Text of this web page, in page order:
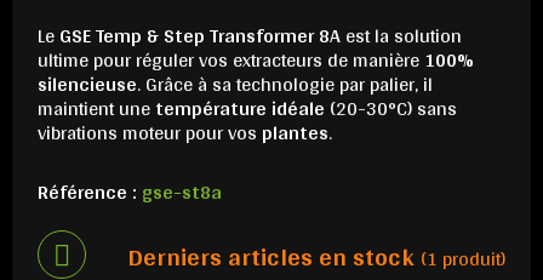
LeGSE Temp & Step Transformer 8Aest la solution
ultime pour réguler vos extracteurs de manière100%
silencieuse. Grâce à sa technologie par palier, il
maintient unetempérature idéale (20-30°C) sans
vibrations moteur pour vos plantes.
Référence : gse-st8a
Derniers articles en stock (1 produit)